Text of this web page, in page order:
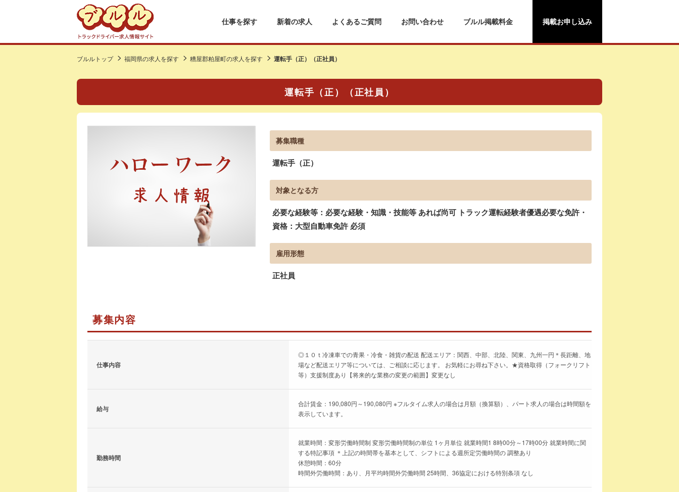
仕事を探す 新着の求人 よくあるご質問 お問い合わせ ブルル掲載料金 掲載お申し込み
ブルルトップ 福岡県の求人を探す 糟屋郡粕屋町の求人を探す 運転手（正）（正社員）
運転手（正）（正社員）
募集職種
運転手（正）
対象となる方
必要な経験等：必要な経験・知識・技能等 あれば尚可 トラック運転経験者優遇必要な免許・
資格：大型自動車免許 必須
雇用形態
正社員
募集内容
仕事内容
◎１０ｔ冷凍車での青果・冷食・雑貨の配送 配送エリア：関西、中部、北陸、関東、九州一円＊長距離、地
場など配送エリア等については、ご相談に応じます。 お気軽にお尋ね下さい。★資格取得（フォークリフト
等）支援制度あり【将来的な業務の変更の範囲】変更なし
給与
合計賃金：190,080円～190,080円 ※フルタイム求人の場合は月額（換算額）、パート求人の場合は時間額を
表示しています。
勤務時間
就業時間：変形労働時間制 変形労働時間制の単位 1ヶ月単位 就業時間1 8時00分～17時00分 就業時間に関
する特記事項 ＊上記の時間帯を基本として、シフトによる週所定労働時間の 調整あり
休憩時間：60分
時間外労働時間：あり、月平均時間外労働時間 25時間、36協定における特別条項 なし